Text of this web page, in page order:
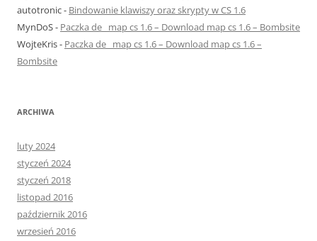
autotronic- Bindowanie klawiszy oraz skrypty w CS 1.6
MynDoS- Paczka de_ map cs 1.6 – Download map cs 1.6 – Bombsite
WojteKris- Paczka de_ map cs 1.6 – Download map cs 1.6 –
Bombsite
ARCHIWA
luty 2024
styczeń 2024
styczeń 2018
listopad 2016
październik 2016
wrzesień 2016